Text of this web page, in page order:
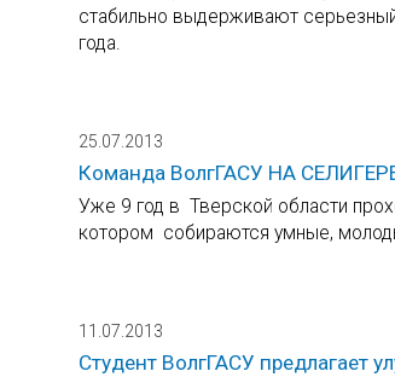
стабильно выдерживают
года.
25.07.2013
Команда ВолгГАСУ НА
Уже 9 год в Тверской области
котором собираются умные,
11.07.2013
Студент ВолгГАСУ предлагает